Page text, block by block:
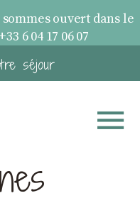
ouvert dans le
6 04 17 06 07
séjour